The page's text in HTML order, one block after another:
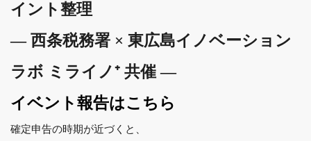
イント整理
― 西条税務署 × 東広島イノベーション
ラボ ミライノ⁺ 共催 ―
イベント報告はこちら
確定申告の時期が近づくと、